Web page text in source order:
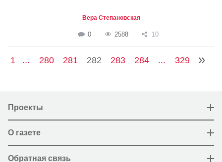
Вера Степановская
0 2588 10
1 ... 280 281 282 283 284 ... 329
Проекты
О газете
Обратная связь